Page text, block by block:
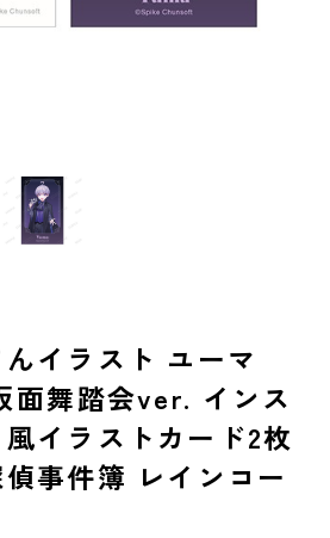
んイラスト ユーマ
面舞踏会ver. インス
イラストカード2枚
事件簿 レインコー